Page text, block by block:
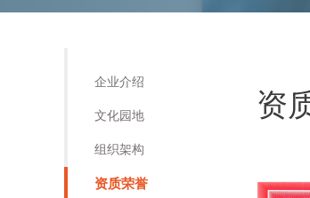
企业介绍
文化园地
组织架构
资质荣誉
资